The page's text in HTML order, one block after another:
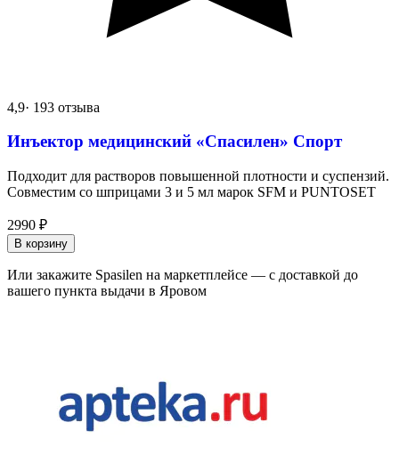
4,9· 193 отзыва
Инъектор медицинский «Спасилен» Спорт
Подходит для растворов повышенной плотности и суспензий.
Совместим со шприцами 3 и 5 мл марок SFM и PUNTOSET
2990 ₽
В корзину
Или закажите Spasilen на маркетплейсе — с доставкой до
вашего пункта выдачи в Яровом